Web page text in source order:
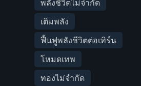
พลังชีวิตไม่จำกัด
เติมพลัง
ฟื้นฟูพลังชีวิตต่อเทิร์น
โหมดเทพ
ทองไม่จำกัด